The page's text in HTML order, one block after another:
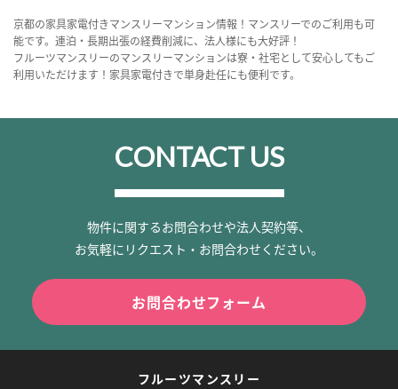
京都の家具家電付きマンスリーマンション情報！マンスリーでのご利用も可
能です。連泊・長期出張の経費削減に、法人様にも大好評！
フルーツマンスリーのマンスリーマンションは寮・社宅として安心してもご
利用いただけます！家具家電付きで単身赴任にも便利です。
CONTACT US
物件に関するお問合わせや法人契約等、
お気軽にリクエスト・お問合わせください。
お問合わせフォーム
フルーツマンスリー